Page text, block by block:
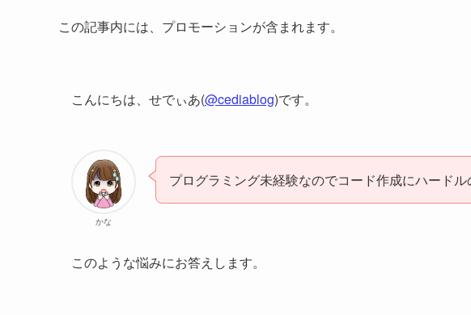
この記事内には、プロモーションが含まれます。
こんにちは、せでぃあ(@cediablog)です。
かな
プログラミング未経験なのでコード作成にハードル
このような悩みにお答えします。